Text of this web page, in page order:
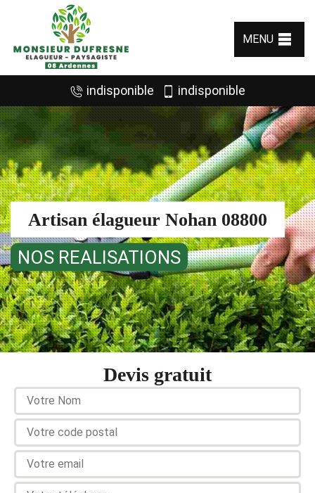
MENU
indisponible indisponible
Artisan élagueur Nohan 08800
NOS REALISATIONS
Devis gratuit